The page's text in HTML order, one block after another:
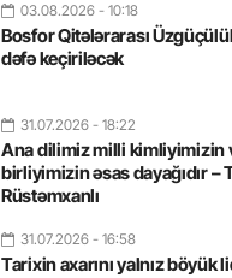
03.08.2026 - 10:18
Bosfor Qitələrarası
dəfə keçiriləcək
31.07.2026 - 18:22
Ana dilimiz milli kimliyimizin
birliyimizin əsas dayağıdır –
Rüstəmxanlı
31.07.2026 - 16:58
Tarixin axarını yalnız böyük